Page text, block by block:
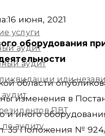
услуги
аудит
аудит
или
ПВТ
аудиту
16 июня, 2021
оборудования
области
изменения в
и иного
35 Положения №